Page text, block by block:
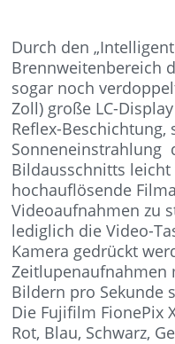
Durch den
Brennweitenbereich
sogar noch
Zoll) große LC-
Reflex-
Sonneneinstrahlung
Bildausschnitts
hochauflösende
Videoaufnahmen zu
lediglich die Video-
Kamera gedrückt
Zeitlupenaufnahmen
Bildern pro Sekunde
Die Fujifilm FionePix
Rot, Blau, Schwarz,